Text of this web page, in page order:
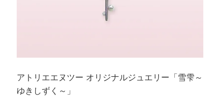
アトリエエヌツー オリジナルジュエリー「雪雫～
ゆきしずく～」